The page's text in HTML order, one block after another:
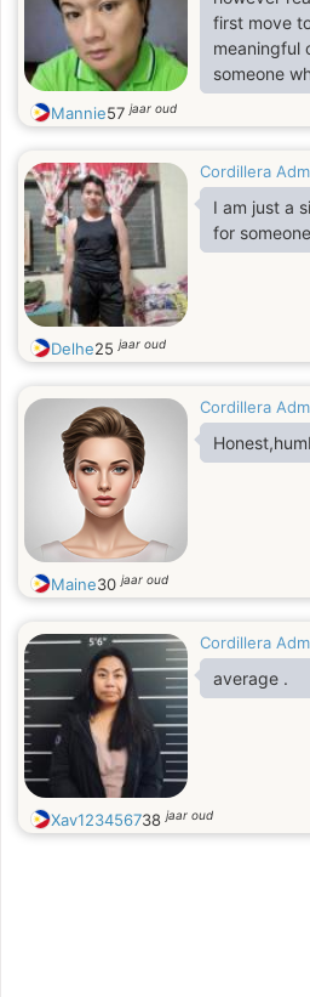
first move
meaningful
someone
one for me.
Mannie57jaar oud
Cordillera
I am just a
for
Delhe25jaar oud
Cordillera
Maine30jaar oud
Cordillera
average .
Xav123456738jaar oud